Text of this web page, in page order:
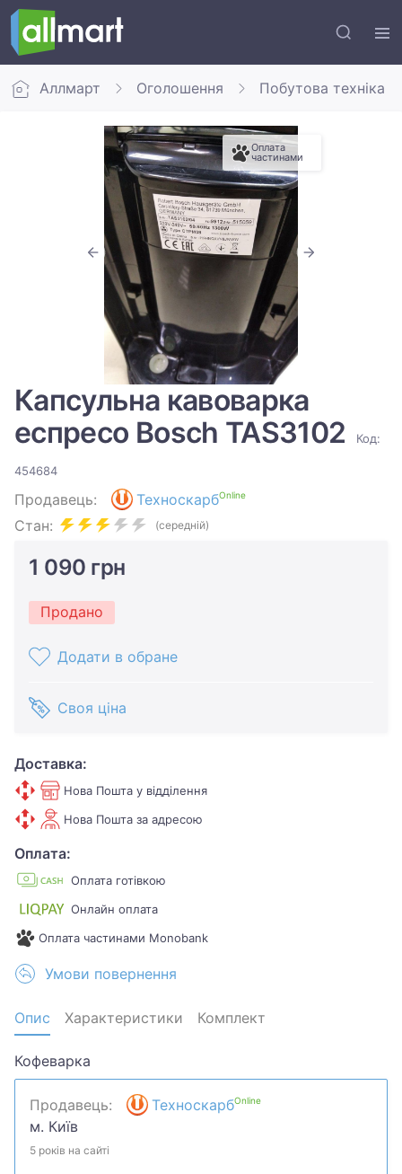
Аллмарт Оголошення Побутова техніка
Оплата
частинами
Капсульна кавоварка
еспресо Bosch TAS3102
Код:
454684
Продавець: ТехноскарбOnline
Стан: (середній)
1 090 грн
Продано
Додати в обране
Своя ціна
Доставка:
Нова Пошта у відділення
Нова Пошта за адресою
Оплата:
Оплата готівкою
Онлайн оплата
Оплата частинами Monobank
Умови повернення
Опис Характеристики Комплект
Кофеварка
Продавець: ТехноскарбOnline
м. Київ
5 років на сайті